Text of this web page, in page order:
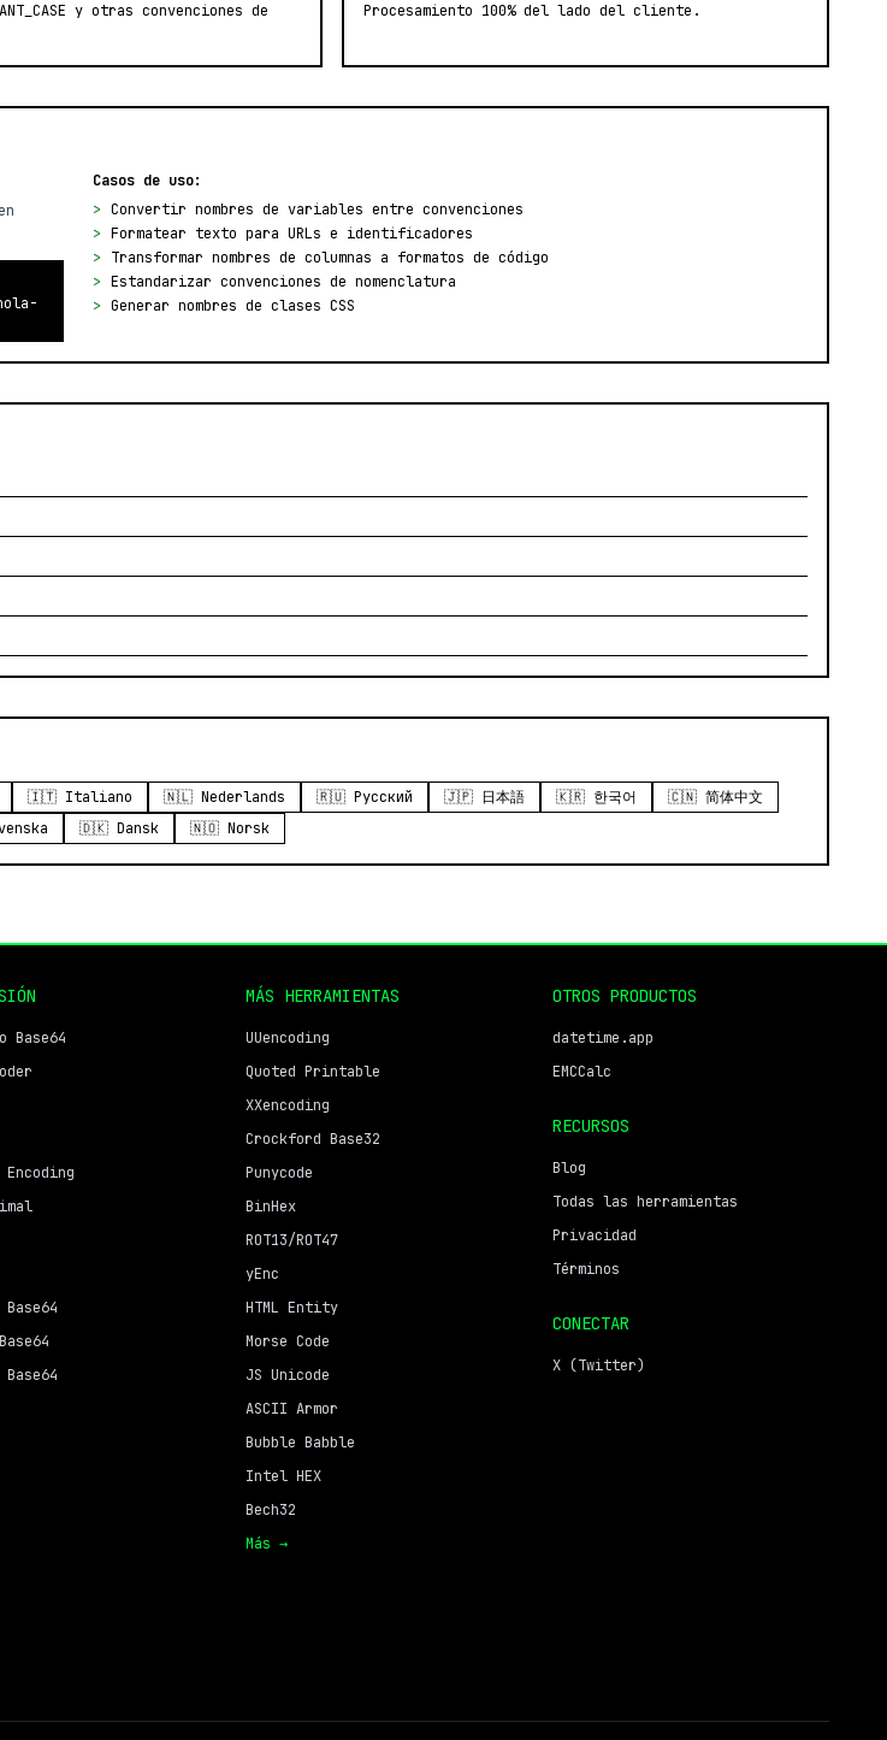
y otras convenciones de
Procesamiento 100% del lado del cliente.
Casos de uso:
> Convertir nombres de variables entre convenciones
> Formatear texto para URLs e identificadores
>
Transformar nombres de columnas a formatos de código
> Estandarizar convenciones de nomenclatura
> Generar nombres de clases CSS
🇮🇹 Italiano 🇳🇱 Nederlands 🇷🇺 Русский 🇯🇵 日本語 🇰🇷 한국어
🇨🇳 简体中文
🇩🇰 Dansk 🇳🇴 Norsk
Base64
Base64
MÁS HERRAMIENTAS
UUencoding
Quoted Printable
XXencoding
Crockford Base32
Punycode
BinHex
ROT13/ROT47
yEnc
HTML Entity
Morse Code
JS Unicode
ASCII Armor
Bubble Babble
Intel HEX
Bech32
Más →
OTROS PRODUCTOS
datetime.app
EMCCalc
RECURSOS
Blog
Todas las herramientas
Privacidad
Términos
CONECTAR
X (Twitter)